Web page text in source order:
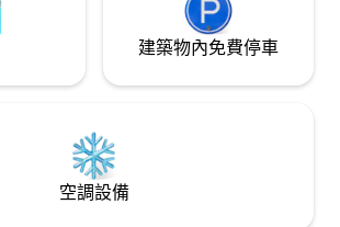
是您在 Biopia 過
建築物內免費停車
空調設備